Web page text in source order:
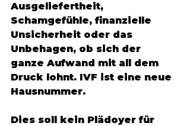
Ausgeliefertheit,
Schamgefühle, finanzielle
Unsicherheit oder das
Unbehagen, ob sich der
ganze Aufwand mit all dem
Druck lohnt. IVF ist eine neue
Hausnummer.
Dies soll kein Plädoyer für